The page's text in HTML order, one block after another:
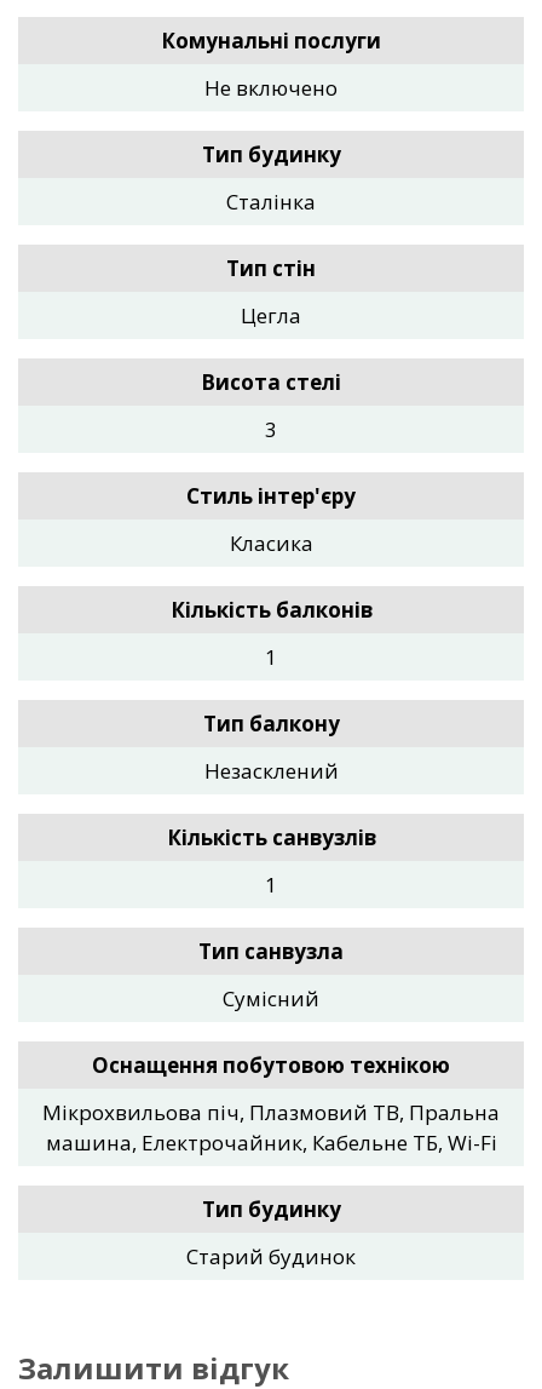
Комунальні послуги
Не включено
Тип будинку
Сталінка
Тип стін
Цегла
Висота стелі
3
Стиль інтер'єру
Класика
Кількість балконів
1
Тип балкону
Незасклений
Кількість санвузлів
1
Тип санвузла
Сумісний
Оснащення побутовою технікою
Мікрохвильова піч, Плазмовий ТВ, Пральна
машина, Електрочайник, Кабельне ТБ, Wi-Fi
Тип будинку
Старий будинок
Залишити відгук